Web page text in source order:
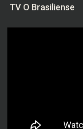
TV O Brasiliense